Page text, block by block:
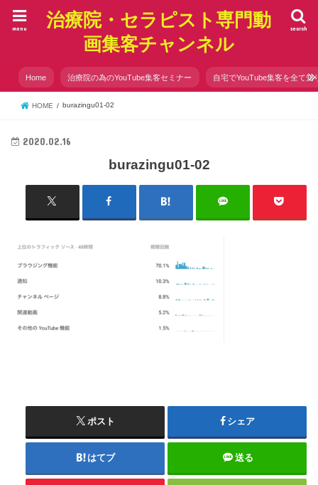
治療院・セラピスト専門動
画集客チャンネル
search
menu
Home 治療院の為のYouTube集客セミナー 自宅でYouTube集客を全て知
HOME burazingu01-02
2020.02.16
burazingu01-02
ポスト シェア
はてブ 送る